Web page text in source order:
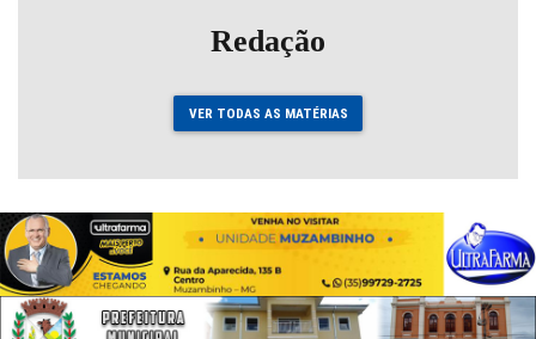
Redação
VER TODAS AS MATÉRIAS